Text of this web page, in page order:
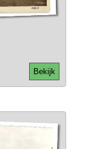
Bekijk